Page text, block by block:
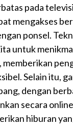
pada
mengakses
ponsel.
untuk
memberikan
Selain itu,
dengan
secara
hiburan